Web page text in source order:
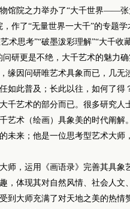
院之力举办了“大千世界——张
作了“无量世界一大千”的专题学
术思考”“破墨泼彩理解”“大千收
研更是不绝，大千艺术的魅力
缘因问研唯艺术具象而已，几无
如此普及；长此以往，如何了得
艺术的部分而已。很多研究人
艺术（绘画）具象美的时代阐解
未来；他是一位思考型艺术大师
，运用《画语录》完善其具象
，体现其对自然风情、社会人文
到大师充满了对天地之美的热情